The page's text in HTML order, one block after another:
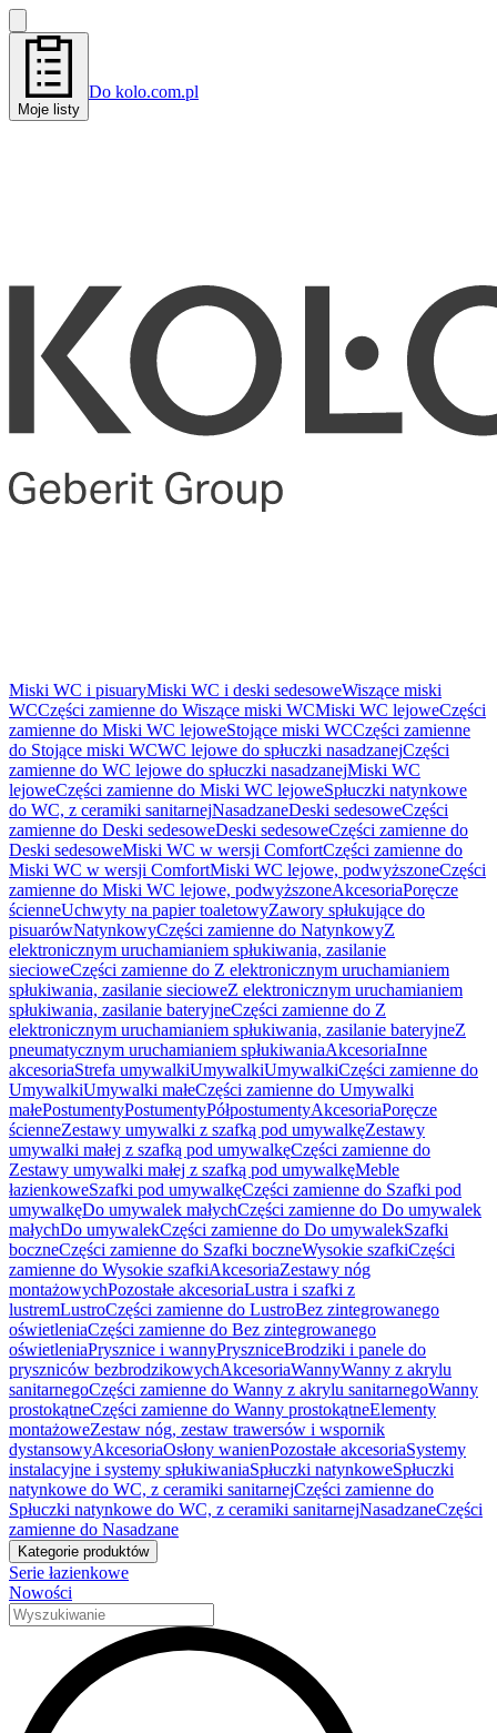
Moje listy
Do kolo.com.pl
Miski WC i pisuaryMiski WC i deski sedesoweWiszące miski
WCCzęści zamienne do Wiszące miski WCMiski WC lejoweCzęści
zamienne do Miski WC lejoweStojące miski WCCzęści zamienne
do Stojące miski WCWC lejowe do spłuczki nasadzanejCzęści
zamienne do WC lejowe do spłuczki nasadzanejMiski WC
lejoweCzęści zamienne do Miski WC lejoweSpłuczki natynkowe
do WC, z ceramiki sanitarnejNasadzaneDeski sedesoweCzęści
zamienne do Deski sedesoweDeski sedesoweCzęści zamienne do
Deski sedesoweMiski WC w wersji ComfortCzęści zamienne do
Miski WC w wersji ComfortMiski WC lejowe, podwyższoneCzęści
zamienne do Miski WC lejowe, podwyższoneAkcesoriaPoręcze
ścienneUchwyty na papier toaletowyZawory spłukujące do
pisuarówNatynkowyCzęści zamienne do NatynkowyZ
elektronicznym uruchamianiem spłukiwania, zasilanie
siecioweCzęści zamienne do Z elektronicznym uruchamianiem
spłukiwania, zasilanie siecioweZ elektronicznym uruchamianiem
spłukiwania, zasilanie bateryjneCzęści zamienne do Z
elektronicznym uruchamianiem spłukiwania, zasilanie bateryjneZ
pneumatycznym uruchamianiem spłukiwaniaAkcesoriaInne
akcesoriaStrefa umywalkiUmywalkiUmywalkiCzęści zamienne do
UmywalkiUmywalki małeCzęści zamienne do Umywalki
małePostumentyPostumentyPółpostumentyAkcesoriaPoręcze
ścienneZestawy umywalki z szafką pod umywalkęZestawy
umywalki małej z szafką pod umywalkęCzęści zamienne do
Zestawy umywalki małej z szafką pod umywalkęMeble
łazienkoweSzafki pod umywalkęCzęści zamienne do Szafki pod
umywalkęDo umywalek małychCzęści zamienne do Do umywalek
małychDo umywalekCzęści zamienne do Do umywalekSzafki
boczneCzęści zamienne do Szafki boczneWysokie szafkiCzęści
zamienne do Wysokie szafkiAkcesoriaZestawy nóg
montażowychPozostałe akcesoriaLustra i szafki z
lustremLustroCzęści zamienne do LustroBez zintegrowanego
oświetleniaCzęści zamienne do Bez zintegrowanego
oświetleniaPrysznice i wannyPryszniceBrodziki i panele do
pryszniców bezbrodzikowychAkcesoriaWannyWanny z akrylu
sanitarnegoCzęści zamienne do Wanny z akrylu sanitarnegoWanny
prostokątneCzęści zamienne do Wanny prostokątneElementy
montażoweZestaw nóg, zestaw trawersów i wspornik
dystansowyAkcesoriaOsłony wanienPozostałe akcesoriaSystemy
instalacyjne i systemy spłukiwaniaSpłuczki natynkoweSpłuczki
natynkowe do WC, z ceramiki sanitarnejCzęści zamienne do
Spłuczki natynkowe do WC, z ceramiki sanitarnejNasadzaneCzęści
zamienne do Nasadzane
Kategorie produktów
Serie łazienkowe
Nowości